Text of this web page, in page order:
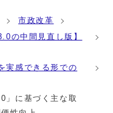
市政改革
の中間見直し版】
実感できる形での
」に基づく主な取